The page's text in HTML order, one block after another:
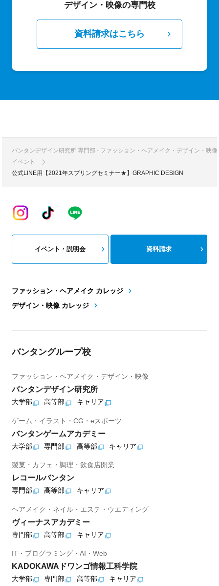
デザイン・映像の専門校
資料請求はこちら
バンタンデザイン研究所 専門部 - ファッション・ヘアメイク・デザイン・映
イベント
公式LINE用【2021年スプリングセミナー★】GRAPHIC DESIGN
ファッション・ヘアメイク カレッジ
デザイン・映像 カレッジ
イベント・説明会 資料請求
バンタングループ校
ファッション・ヘアメイク・デザイン・映像
バンタンデザイン研究所
大学部 高等部 キャリア
ゲーム・イラスト・CG・eスポーツ
バンタンゲームアカデミー
大学部 専門部 高等部 キャリア
製菓・カフェ・調理・飲食店開業
レコールバンタン
専門部 高等部 キャリア
ヘアメイク・ネイル・エステ・ウエディング
ヴィーナスアカデミー
専門部 高等部 キャリア
IT・プログラミング・AI・Web
KADOKAWAドワンゴ情報工科学院
大学部 専門部 高等部 キャリア